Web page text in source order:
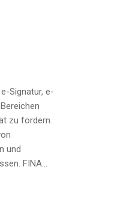
Signatur, e-
zu fördern.
und
FINA...